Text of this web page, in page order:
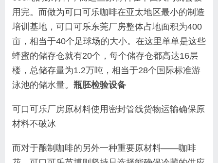
用完。而做为可口可乐咖啡在亚太地区最小的制造
培训基地，可口可乐东莞厂房整体占地面积为400
亩，相当于40个足球场的大小。在这里单单是这些
蜂蜜的储存仓就有20个，每个储存仓都高达16层
楼，总储存量为1.2万吨，相当于28个国际标准游
泳池的储水量。 瓶胚检验设备
可口可乐厂房原材料使用密封管线货物运输确保原
材料不破冰
而对于酿制咖啡的另外一种重要原材料——咖啡